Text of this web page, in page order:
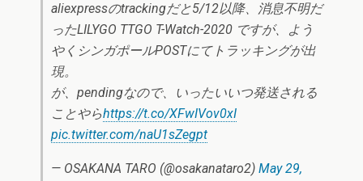
aliexpressのtrackingだと5/12以降、消息不明だ
ったLILYGO TTGO T-Watch-2020 ですが、よう
やくシンガポールPOSTにてトラッキングが出
現。
が、pendingなので、いったいいつ発送される
ことやらhttps://t.co/XFwIVov0xI
pic.twitter.com/naU1sZegpt
— OSAKANA TARO (@osakanataro2) May 29,